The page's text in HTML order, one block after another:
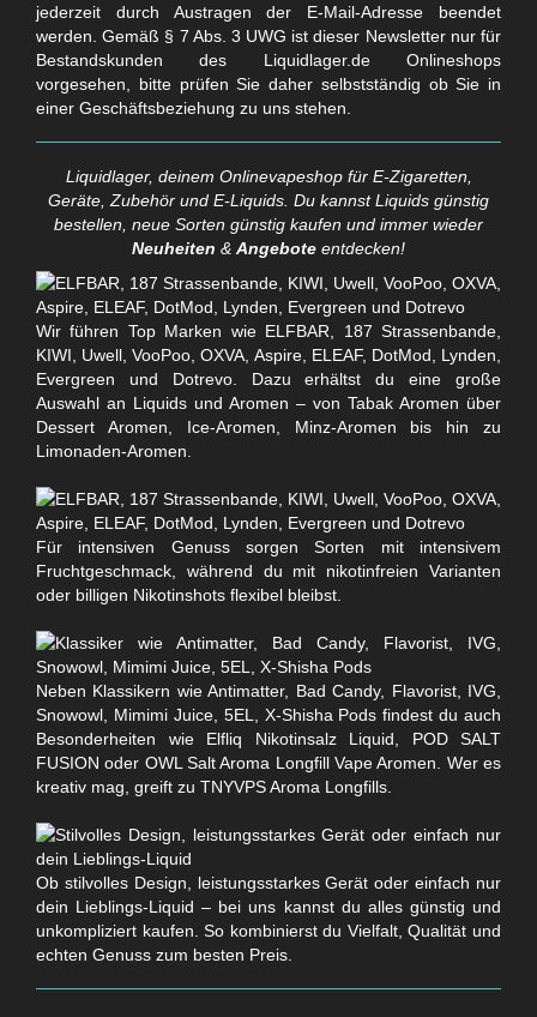
jederzeit durch Austragen der E-Mail-Adresse beendet
werden. Gemäß § 7 Abs. 3 UWG ist dieser Newsletter nur für
Bestandskunden des Liquidlager.de Onlineshops
vorgesehen, bitte prüfen Sie daher selbstständig ob Sie in
einer Geschäftsbeziehung zu uns stehen.
Liquidlager, deinem Onlinevapeshop für E-Zigaretten,
Geräte, Zubehör und E-Liquids. Du kannst Liquids günstig
bestellen, neue Sorten günstig kaufen und immer wieder
Neuheiten & Angebote entdecken!
Wir führen Top Marken wie ELFBAR, 187 Strassenbande,
KIWI, Uwell, VooPoo, OXVA, Aspire, ELEAF, DotMod, Lynden,
Evergreen und Dotrevo. Dazu erhältst du eine große
Auswahl an Liquids und Aromen – von Tabak Aromen über
Dessert Aromen, Ice-Aromen, Minz-Aromen bis hin zu
Limonaden-Aromen.
Für intensiven Genuss sorgen Sorten mit intensivem
Fruchtgeschmack, während du mit nikotinfreien Varianten
oder billigen Nikotinshots flexibel bleibst.
Neben Klassikern wie Antimatter, Bad Candy, Flavorist, IVG,
Snowowl, Mimimi Juice, 5EL, X-Shisha Pods findest du auch
Besonderheiten wie Elfliq Nikotinsalz Liquid, POD SALT
FUSION oder OWL Salt Aroma Longfill Vape Aromen. Wer es
kreativ mag, greift zu TNYVPS Aroma Longfills.
Ob stilvolles Design, leistungsstarkes Gerät oder einfach nur
dein Lieblings-Liquid – bei uns kannst du alles günstig und
unkompliziert kaufen. So kombinierst du Vielfalt, Qualität und
echten Genuss zum besten Preis.